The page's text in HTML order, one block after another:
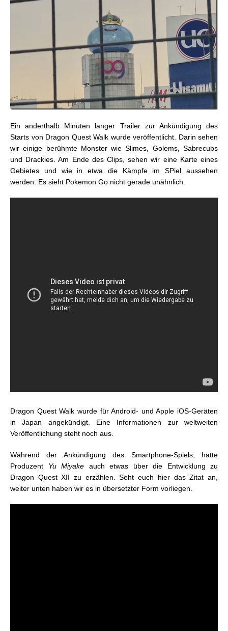
Ein anderthalb Minuten langer Trailer zur Ankündigung des
Starts von Dragon Quest Walk wurde veröffentlicht. Darin sehen
wir einige berühmte Monster wie Slimes, Golems, Sabrecubs
und Drackies. Am Ende des Clips, sehen wir eine Karte eines
Gebietes und wie in etwa die Kämpfe im SPiel aussehen
werden. Es sieht Pokemon Go nicht gerade unähnlich.
Dragon Quest Walk wurde für Android- und Apple iOS-Geräten
in Japan angekündigt. Eine Informationen zur weltweiten
Veröffentlichung steht noch aus.
Während der Ankündigung des Smartphone-Spiels, hatte
Produzent Yu Miyake auch etwas über die Entwicklung zu
Dragon Quest XII zu erzählen. Seht euch hier das Zitat an,
weiter unten haben wir es in übersetzter Form vorliegen.